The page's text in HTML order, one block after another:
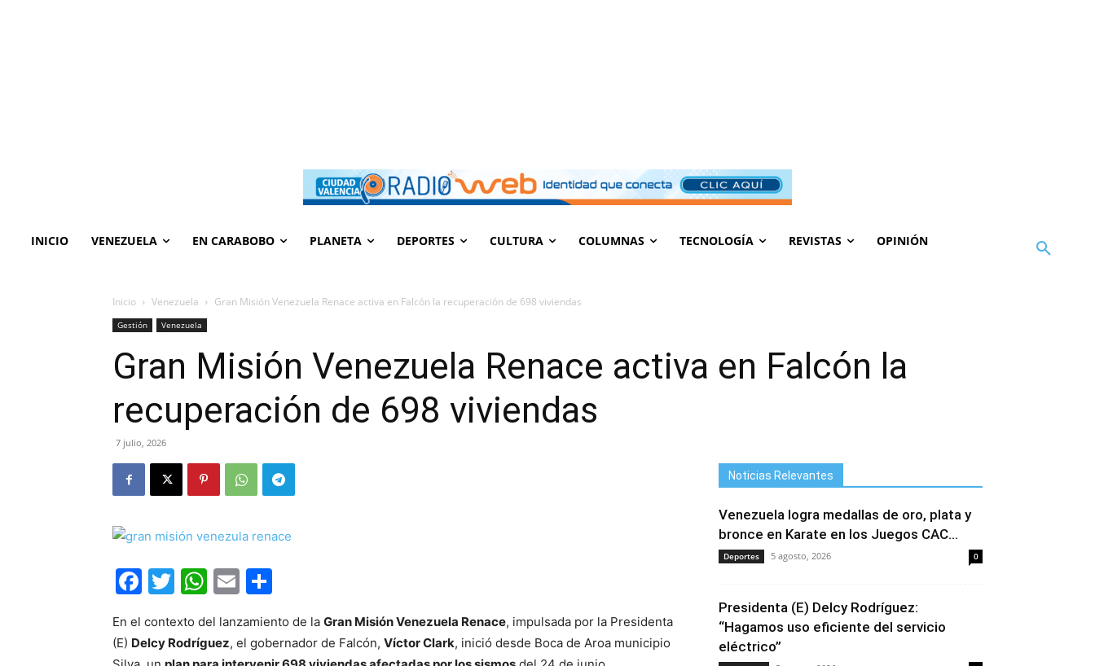
INICIO VENEZUELA EN CARABOBO PLANETA DEPORTES CULTURA COLUMNAS TECNOLOGÍA REVISTAS OPINIÓN
Inicio Venezuela Gran Misión Venezuela Renace activa en Falcón la recuperación de 698 viviendas
Gestión Venezuela
Gran Misión Venezuela Renace activa en Falcón la
recuperación de 698 viviendas
7 julio, 2026
Facebook
Twitter
WhatsApp
Email
En el contexto del lanzamiento de la Gran Misión Venezuela Renace, impulsada por la Presidenta
(E) Delcy Rodríguez, el gobernador de Falcón, Víctor Clark, inició desde Boca de Aroa municipio
Noticias Relevantes
Venezuela logra medallas de oro, plata y
bronce en Karate en los Juegos CAC...
Deportes 5 agosto, 2026 0
Presidenta (E) Delcy Rodríguez:
“Hagamos uso eficiente del servicio
eléctrico”